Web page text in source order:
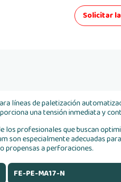
Solicitar
líneas de paletización
una tensión inmediata y
profesionales que buscan
son especialmente adecuadas
propensas a perforaciones.
FE-PE-MA17-N